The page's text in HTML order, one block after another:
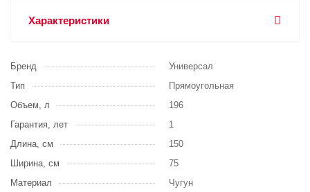
Характеристики
Бренд
Универсал
Тип
Прямоугольная
Объем, л
196
Гарантия, лет
1
Длина, см
150
Ширина, см
75
Материал
Чугун